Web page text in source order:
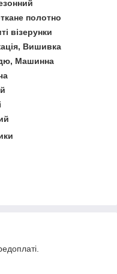
полотно
візерунки
Вишивка
Машинна